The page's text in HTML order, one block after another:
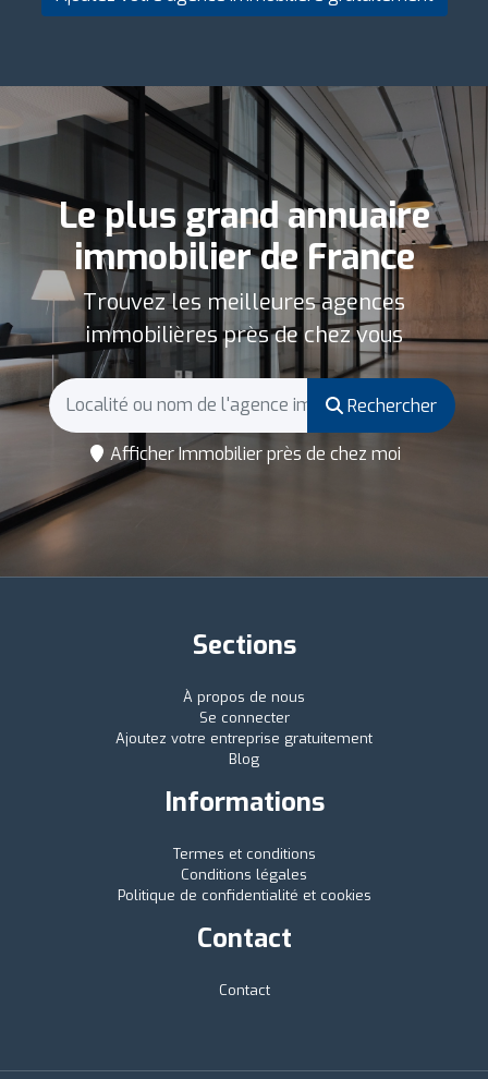
Le plus grand annuaire
immobilier de France
Trouvez les meilleures agences
immobilières près de chez vous
Rechercher
Afficher Immobilier près de chez moi
Sections
À propos de nous
Se connecter
Ajoutez votre entreprise gratuitement
Blog
Informations
Termes et conditions
Conditions légales
Politique de confidentialité et cookies
Contact
Contact